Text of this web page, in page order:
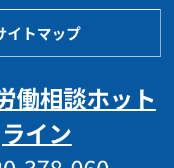
イトマップ
働相談ホット
ライン